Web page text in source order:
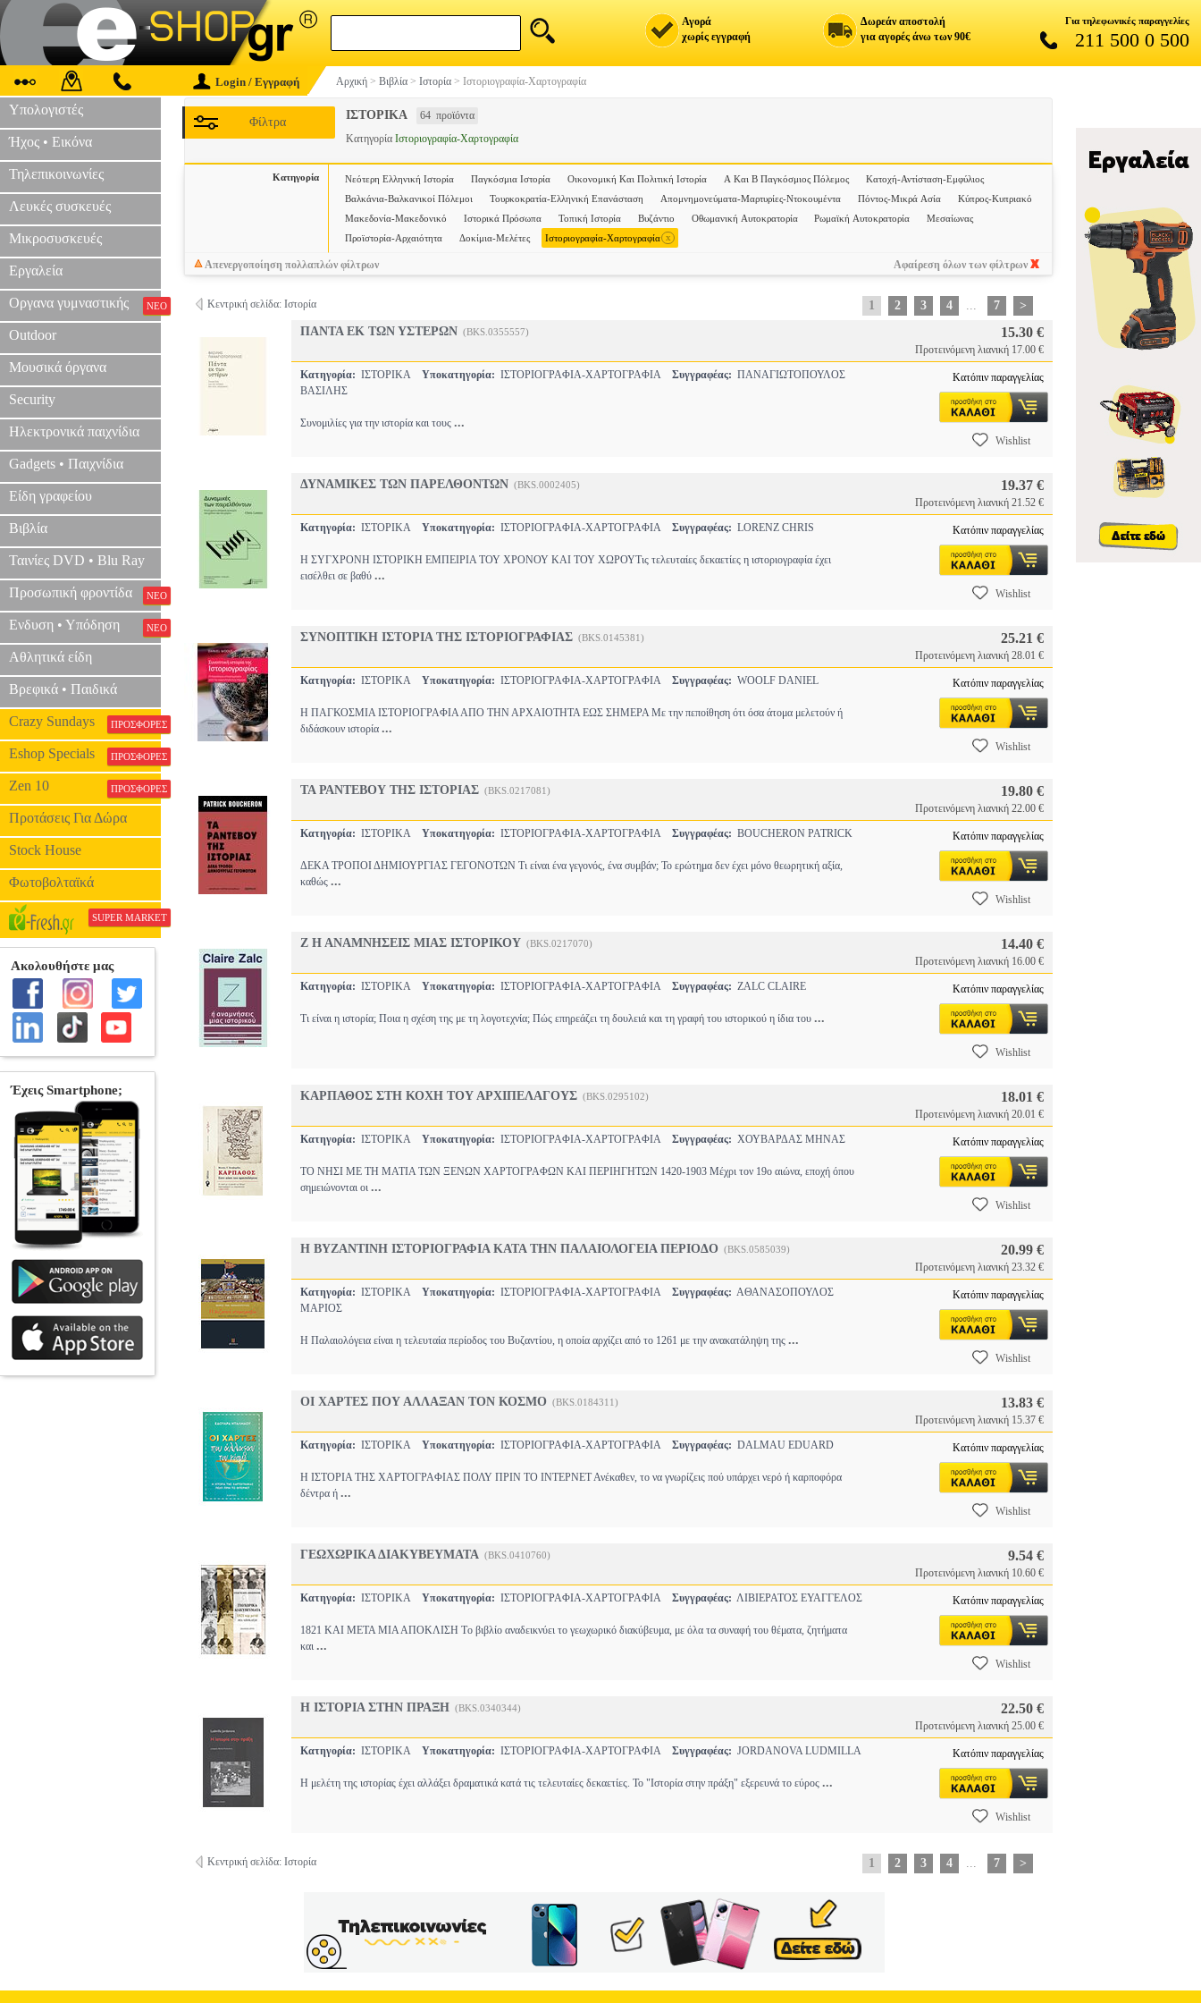
Αγορά
χωρίς εγγραφή
Δωρεάν αποστολή
για αγορές άνω των 90€
Για τηλεφωνικές παραγγελίες
211 500 0 500
Login / Εγγραφή Αρχική > Βιβλία > Ιστορία > Ιστοριογραφία-Χαρτογραφία
Υπολογιστές
Ήχος • Εικόνα
Τηλεπικοινωνίες
Λευκές συσκευές
Μικροσυσκευές
Εργαλεία
Οργανα γυμναστικής ΝΕΟ
Outdoor
Μουσικά όργανα
Security
Ηλεκτρονικά παιχνίδια
Gadgets • Παιχνίδια
Είδη γραφείου
Βιβλία
Ταινίες DVD • Blu Ray
Προσωπική φροντίδα ΝΕΟ
Ενδυση • Υπόδηση ΝΕΟ
Αθλητικά είδη
Βρεφικά • Παιδικά
Crazy Sundays ΠΡΟΣΦΟΡΕΣ
Eshop Specials ΠΡΟΣΦΟΡΕΣ
Zen 10 ΠΡΟΣΦΟΡΕΣ
Προτάσεις Για Δώρα
Stock House
Φωτοβολταϊκά
SUPER MARKET
ΙΣΤΟΡΙΚΑ 64 προϊόντα
Φίλτρα
Κατηγορία Ιστοριογραφία-Χαρτογραφία
Κατηγορία Νεότερη Ελληνική Ιστορία Παγκόσμια Ιστορία Οικονομική Και Πολιτική Ιστορία Α Και Β Παγκόσμιος Πόλεμος
Κατοχή-Αντίσταση-Εμφύλιος
Βαλκάνια-Βαλκανικοί Πόλεμοι
Τουρκοκρατία-Ελληνική Επανάσταση Απομνημονεύματα-Μαρτυρίες-Ντοκουμέντα Πόντος-Μικρά Ασία
Κύπρος-Κυπριακό
Μακεδονία-Μακεδονικό
Ιστορικά Πρόσωπα Τοπική Ιστορία Βυζάντιο Οθωμανική Αυτοκρατορία Ρωμαϊκή Αυτοκρατορία
Μεσαίωνας
Προϊστορία-Αρχαιότητα
Δοκίμια-Μελέτες Ιστοριογραφία-Χαρτογραφία x
Απενεργοποίηση πολλαπλών φίλτρων Αφαίρεση όλων των φίλτρων
Κεντρική σελίδα: Ιστορία 1 2 3 4 ... 7
>
ΠΑΝΤΑ ΕΚ ΤΩΝ ΥΣΤΕΡΩΝ (BKS.0355557) 15.30 €
Προτεινόμενη λιανική 17.00 €
Κατηγορία: ΙΣΤΟΡΙΚΑ Υποκατηγορία: ΙΣΤΟΡΙΟΓΡΑΦΙΑ-ΧΑΡΤΟΓΡΑΦΙΑ Συγγραφέας: ΠΑΝΑΓΙΩΤΟΠΟΥΛΟΣ
ΒΑΣΙΛΗΣ
Συνομιλίες για την ιστορία και τους ...
Κατόπιν παραγγελίας
Wishlist
ΔΥΝΑΜΙΚΕΣ ΤΩΝ ΠΑΡΕΛΘΟΝΤΩΝ (BKS.0002405) 19.37 €
Προτεινόμενη λιανική 21.52 €
Κατηγορία: ΙΣΤΟΡΙΚΑ Υποκατηγορία: ΙΣΤΟΡΙΟΓΡΑΦΙΑ-ΧΑΡΤΟΓΡΑΦΙΑ Συγγραφέας: LORENZ CHRIS
Η ΣΥΓΧΡΟΝΗ ΙΣΤΟΡΙΚΗ ΕΜΠΕΙΡΙΑ ΤΟΥ ΧΡΟΝΟΥ ΚΑΙ ΤΟΥ ΧΩΡΟΥΤις τελευταίες δεκαετίες η ιστοριογραφία έχει
εισέλθει σε βαθύ ...
Κατόπιν παραγγελίας
Wishlist
ΣΥΝΟΠΤΙΚΗ ΙΣΤΟΡΙΑ ΤΗΣ ΙΣΤΟΡΙΟΓΡΑΦΙΑΣ (BKS.0145381) 25.21 €
Προτεινόμενη λιανική 28.01 €
Κατηγορία: ΙΣΤΟΡΙΚΑ Υποκατηγορία: ΙΣΤΟΡΙΟΓΡΑΦΙΑ-ΧΑΡΤΟΓΡΑΦΙΑ Συγγραφέας: WOOLF DANIEL
Η ΠΑΓΚΟΣΜΙΑ ΙΣΤΟΡΙΟΓΡΑΦΙΑ ΑΠΟ ΤΗΝ ΑΡΧΑΙΟΤΗΤΑ ΕΩΣ ΣΗΜΕΡΑ Με την πεποίθηση ότι όσα άτομα μελετούν ή
διδάσκουν ιστορία ...
Κατόπιν παραγγελίας
Wishlist
ΤΑ ΡΑΝΤΕΒΟΥ ΤΗΣ ΙΣΤΟΡΙΑΣ (BKS.0217081) 19.80 €
Προτεινόμενη λιανική 22.00 €
Κατηγορία: ΙΣΤΟΡΙΚΑ Υποκατηγορία: ΙΣΤΟΡΙΟΓΡΑΦΙΑ-ΧΑΡΤΟΓΡΑΦΙΑ Συγγραφέας: BOUCHERON PATRICK
ΔΕΚΑ ΤΡΟΠΟΙ ΔΗΜΙΟΥΡΓΙΑΣ ΓΕΓΟΝΟΤΩΝ Τι είναι ένα γεγονός, ένα συμβάν; Το ερώτημα δεν έχει μόνο θεωρητική αξία,
καθώς ...
Κατόπιν παραγγελίας
Wishlist
Ζ Η ΑΝΑΜΝΗΣΕΙΣ ΜΙΑΣ ΙΣΤΟΡΙΚΟΥ (BKS.0217070) 14.40 €
Προτεινόμενη λιανική 16.00 €
Κατηγορία: ΙΣΤΟΡΙΚΑ Υποκατηγορία: ΙΣΤΟΡΙΟΓΡΑΦΙΑ-ΧΑΡΤΟΓΡΑΦΙΑ Συγγραφέας: ZALC CLAIRE
Τι είναι η ιστορία; Ποια η σχέση της με τη λογοτεχνία; Πώς επηρεάζει τη δουλειά και τη γραφή του ιστορικού η ίδια του ...
Κατόπιν παραγγελίας
Wishlist
ΚΑΡΠΑΘΟΣ ΣΤΗ ΚΟΧΗ ΤΟΥ ΑΡΧΙΠΕΛΑΓΟΥΣ (BKS.0295102) 18.01 €
Προτεινόμενη λιανική 20.01 €
Κατηγορία: ΙΣΤΟΡΙΚΑ Υποκατηγορία: ΙΣΤΟΡΙΟΓΡΑΦΙΑ-ΧΑΡΤΟΓΡΑΦΙΑ Συγγραφέας: ΧΟΥΒΑΡΔΑΣ ΜΗΝΑΣ
ΤΟ ΝΗΣΙ ΜΕ ΤΗ ΜΑΤΙΑ ΤΩΝ ΞΕΝΩΝ ΧΑΡΤΟΓΡΑΦΩΝ ΚΑΙ ΠΕΡΙΗΓΗΤΩΝ 1420-1903 Μέχρι τον 19ο αιώνα, εποχή όπου
σημειώνονται οι ...
Κατόπιν παραγγελίας
Wishlist
Η ΒΥΖΑΝΤΙΝΗ ΙΣΤΟΡΙΟΓΡΑΦΙΑ ΚΑΤΑ ΤΗΝ ΠΑΛΑΙΟΛΟΓΕΙΑ ΠΕΡΙΟΔΟ (BKS.0585039) 20.99 €
Προτεινόμενη λιανική 23.32 €
Κατηγορία: ΙΣΤΟΡΙΚΑ Υποκατηγορία: ΙΣΤΟΡΙΟΓΡΑΦΙΑ-ΧΑΡΤΟΓΡΑΦΙΑ Συγγραφέας: ΑΘΑΝΑΣΟΠΟΥΛΟΣ
ΜΑΡΙΟΣ
Η Παλαιολόγεια είναι η τελευταία περίοδος του Βυζαντίου, η οποία αρχίζει από το 1261 με την ανακατάληψη της ...
Κατόπιν παραγγελίας
Wishlist
ΟΙ ΧΑΡΤΕΣ ΠΟΥ ΑΛΛΑΞΑΝ ΤΟΝ ΚΟΣΜΟ (BKS.0184311) 13.83 €
Προτεινόμενη λιανική 15.37 €
Κατηγορία: ΙΣΤΟΡΙΚΑ Υποκατηγορία: ΙΣΤΟΡΙΟΓΡΑΦΙΑ-ΧΑΡΤΟΓΡΑΦΙΑ Συγγραφέας: DALMAU EDUARD
Η ΙΣΤΟΡΙΑ ΤΗΣ ΧΑΡΤΟΓΡΑΦΙΑΣ ΠΟΛΥ ΠΡΙΝ ΤΟ ΙΝΤΕΡΝΕΤ Ανέκαθεν, το να γνωρίζεις πού υπάρχει νερό ή καρποφόρα
δέντρα ή ...
Κατόπιν παραγγελίας
Wishlist
ΓΕΩΧΩΡΙΚΑ ΔΙΑΚΥΒΕΥΜΑΤΑ (BKS.0410760) 9.54 €
Προτεινόμενη λιανική 10.60 €
Κατηγορία: ΙΣΤΟΡΙΚΑ Υποκατηγορία: ΙΣΤΟΡΙΟΓΡΑΦΙΑ-ΧΑΡΤΟΓΡΑΦΙΑ Συγγραφέας: ΛΙΒΙΕΡΑΤΟΣ ΕΥΑΓΓΕΛΟΣ
1821 ΚΑΙ ΜΕΤΑ ΜΙΑ ΑΠΟΚΛΙΣΗ Tο βιβλίο αναδεικνύει το γεωχωρικό διακύβευμα, με όλα τα συναφή του θέματα, ζητήματα
και ...
Κατόπιν παραγγελίας
Wishlist
Η ΙΣΤΟΡΙΑ ΣΤΗΝ ΠΡΑΞΗ (BKS.0340344) 22.50 €
Προτεινόμενη λιανική 25.00 €
Κατηγορία: ΙΣΤΟΡΙΚΑ Υποκατηγορία: ΙΣΤΟΡΙΟΓΡΑΦΙΑ-ΧΑΡΤΟΓΡΑΦΙΑ Συγγραφέας: JORDANOVA LUDMILLA
Η μελέτη της ιστορίας έχει αλλάξει δραματικά κατά τις τελευταίες δεκαετίες. Το "Ιστορία στην πράξη" εξερευνά το εύρος ...
Κατόπιν παραγγελίας
Wishlist
Κεντρική σελίδα: Ιστορία 1 2 3 4 ... 7 >